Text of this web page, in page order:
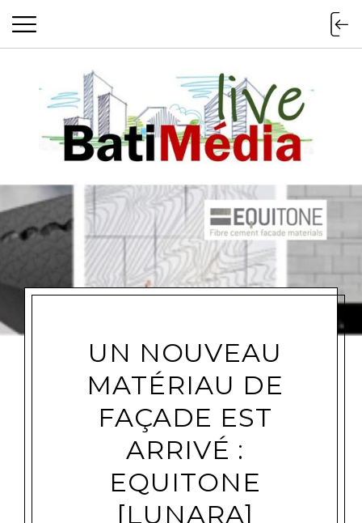
Batimedialive
UN NOUVEAU
MATÉRIAU DE
FAÇADE EST
ARRIVÉ :
EQUITONE
[LUNARA]